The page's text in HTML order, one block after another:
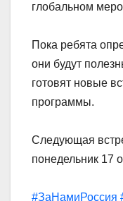
глобальном
Пока ребята
они будут
готовят новые
программы.
Следующая
понедельник 17
#ЗаНамиРоссия